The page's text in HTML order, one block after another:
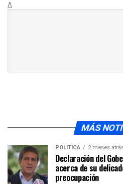
Δ
MÁS
POLÍTICA 2 meses
Declaración del
acerca de su
preocupación